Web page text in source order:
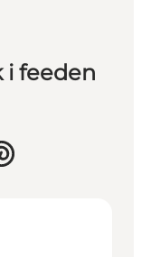
i feeden